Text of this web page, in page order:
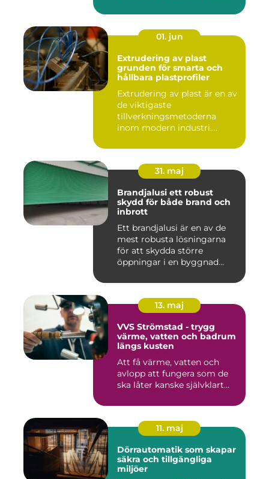
01. jun
Extrudering av plast
grunden för smarta och
hållbara plastprofiler
Extrudering av plast är en av
de viktigaste
tillverkningsmetoderna
inom modern industri.
31. maj
Brandjalusi ett robust
skydd för både brand och
inbrott
Ett brandjalusi är en av de
mest robusta lösningarna
för att skydda större
öppningar i en byggnad
13. maj
VVS Strömstad - trygg
värme, vatten och badrum
längs kusten
Att få värme, vatten och
avlopp att fungera som de
ska låter kanske självklart...
11. maj
Dörrautomatik som skapar
säkra och tillgängliga
miljöer